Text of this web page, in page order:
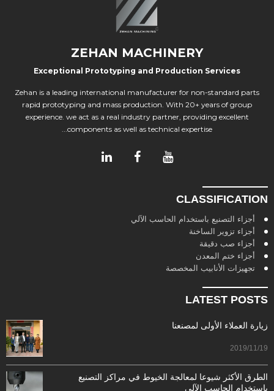
ZEHAN MACHINERY
Exceptional Prototyping and Production Services
Zehan is a leading international manufacturer for non-standard parts
rapid prototyping and mass production. With 20+ years of group
experience. we act as a real industry partner, providing excellent
components as well as technical expertise...
CLASSIFICATION
أجزاء التصنيع باستخدام الحاسب الآلي
أجزاء تزوير الساخنة
أجزاء صب دقيقة
أجزاء ختم المعدن
تجهيزات الأنابيب المخصصة
LATEST POSTS
زيارة العملاء الأولى لمصنعنا
2019/11/19
الطرق الأكثر شيوعا لمعالجة الخيوط في مراكز التصنيع
باستخدام الحاسب الآلي